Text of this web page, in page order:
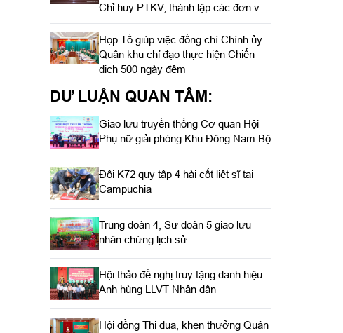
Chỉ huy PTKV, thành lập các đơn vị
trực thuộc
Họp Tổ giúp việc đồng chí Chính ủy
Quân khu chỉ đạo thực hiện Chiến
dịch 500 ngày đêm
DƯ LUẬN QUAN TÂM:
Giao lưu truyền thống Cơ quan Hội
Phụ nữ giải phóng Khu Đông Nam Bộ
Đội K72 quy tập 4 hài cốt liệt sĩ tại
Campuchia
Trung đoàn 4, Sư đoàn 5 giao lưu
nhân chứng lịch sử
Hội thảo đề nghị truy tặng danh hiệu
Anh hùng LLVT Nhân dân
Hội đồng Thi đua, khen thưởng Quân